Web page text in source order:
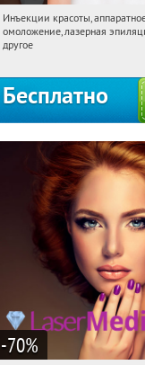
01:27:09
Таганская
Инъекции красоты,
омоложение, лазерная
другое
Бесплатно
-70%